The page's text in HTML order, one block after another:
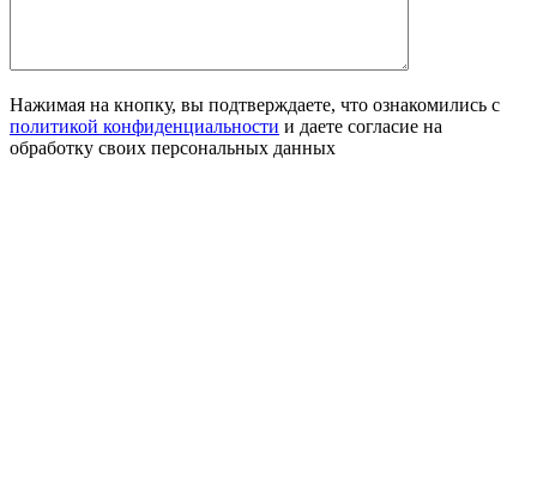
Нажимая на кнопку, вы подтверждаете, что ознакомились с
политикой конфиденциальности и даете согласие на
обработку своих персональных данных